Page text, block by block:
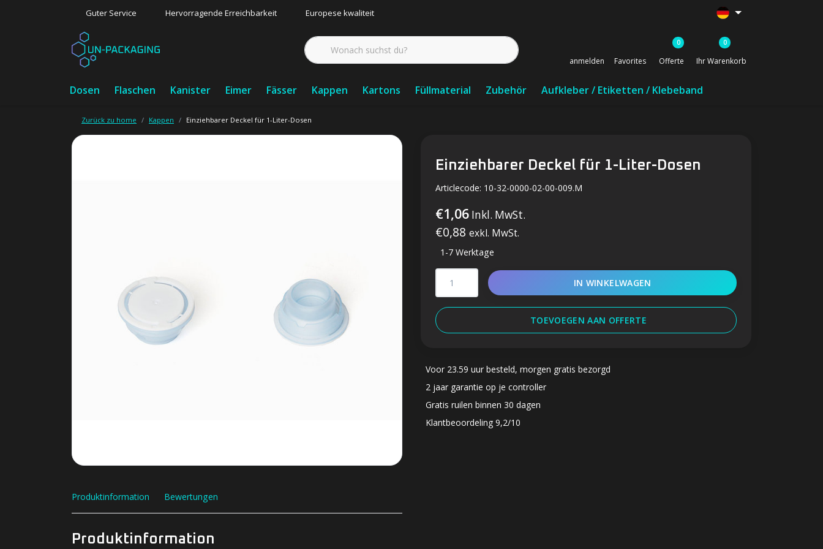
Guter Service Hervorragende Erreichbarkeit Europese kwaliteit
anmelden Favorites
0
Offerte
0
Ihr Warenkorb
Dosen Flaschen Kanister Eimer Fässer Kappen Kartons Füllmaterial Zubehör Aufkleber / Etiketten / Klebeband
Zurück zu home Kappen Einziehbarer Deckel für 1-Liter-Dosen
Einziehbarer Deckel für 1-Liter-Dosen
Articlecode: 10-32-0000-02-00-009.M
€1,06 Inkl. MwSt.
€0,88 exkl. MwSt.
1-7 Werktage
IN WINKELWAGEN
TOEVOEGEN AAN OFFERTE
Voor 23.59 uur besteld, morgen gratis bezorgd
2 jaar garantie op je controller
Gratis ruilen binnen 30 dagen
Klantbeoordeling 9,2/10
Produktinformation Bewertungen
Produktinformation